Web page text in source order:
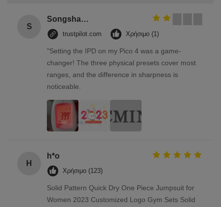
S
Songshang
trustpilot.com Χρήσιμο (1)
"Setting the IPD on my Pico 4 was a game-
changer! The three physical presets cover most
ranges, and the difference in sharpness is
noticeable.
H
h*o
Χρήσιμο (123)
Solid Pattern Quick Dry One Piece Jumpsuit for
Women 2023 Customized Logo Gym Sets Solid